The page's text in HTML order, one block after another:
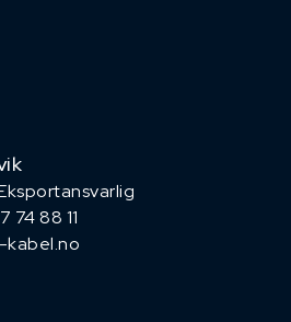
74 88 11
kabel.no